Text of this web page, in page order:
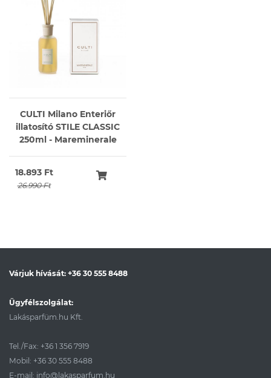
CULTI Milano Enteriőr
illatosító STILE CLASSIC
250ml - Mareminerale
18.893 Ft
26.990 Ft
Várjuk hívását: +36 30 555 8488
Ügyfélszolgálat:
Lakásparfüm.hu Kft.
Tel./Fax: +36 1 356 7919
Mobil: +36 30 555 8488
E-mail: info@lakasparfum.hu